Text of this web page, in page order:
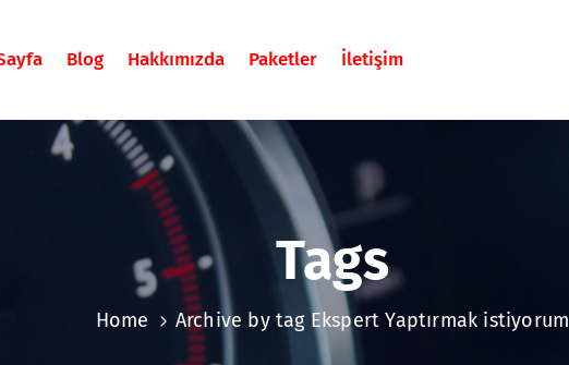
Blog Hakkımızda Paketler İletişim
Tags
Home Archive by tag Ekspert Yaptırmak istiyorum